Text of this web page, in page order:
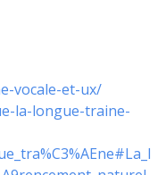
vocale-et-ux/
la-longue-traine-